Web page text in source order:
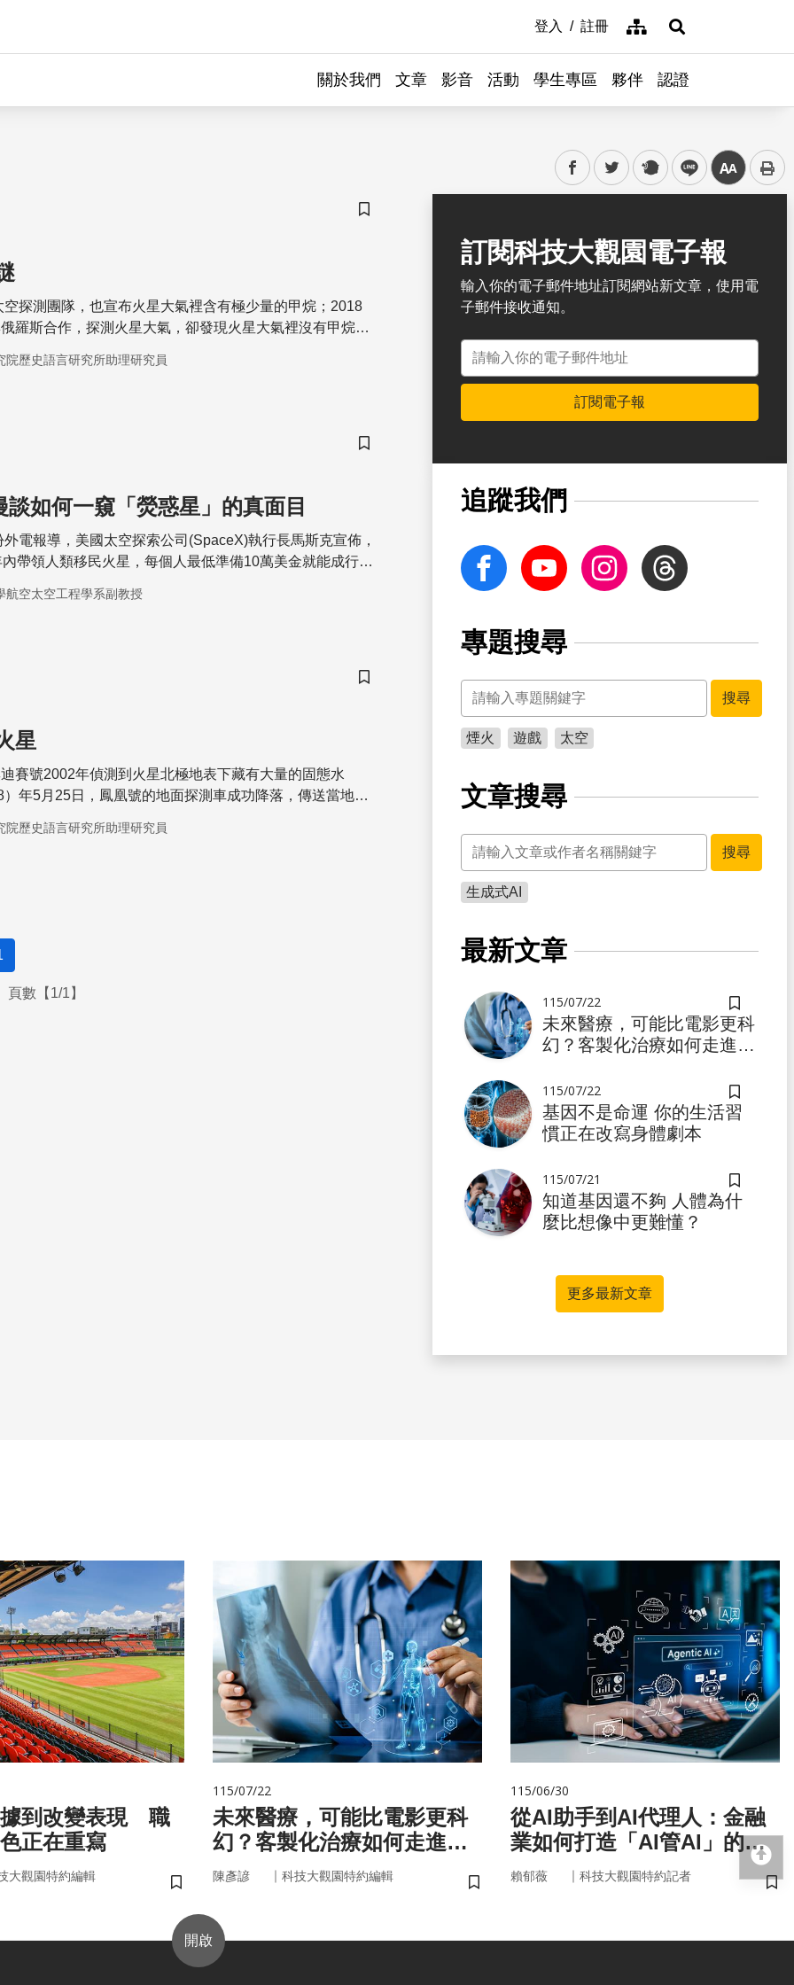
登入 註冊 網站導覽展開搜尋
關於我們 文章 影音 活動 學生專區 夥伴 認證
facebooktwitter plurk line 中
儲存書籤
探測團隊，也宣布火星大氣裡含有極少量的甲烷；2018
羅斯合作，探測火星大氣，卻發現火星大氣裡沒有甲烷的
上有沒有生物的爭議，而迥異的探測結果，也使得科學家
院歷史語言研究所助理研究員
儲存書籤
如何一窺「熒惑星」的真面目
電報導，美國太空探索公司(SpaceX)執行長馬斯克宣佈，
帶領人類移民火星，每個人最低準備10萬美金就能成行，
測和這個古代被稱為「熒惑」之星的面目吧！
航空太空工程學系副教授
儲存書籤
星
賽號2002年偵測到火星北極地表下藏有大量的固態水
年5月25日，鳳凰號的地面探測車成功降落，傳送當地的
院歷史語言研究所助理研究員
數【1/1】
訂閱科技大觀園電子報
輸入你的電子郵件地址訂閱網站新文章，使用電
子郵件接收通知。
電子郵件地址
訂閱電子報
追蹤我們
facebook Youtube InstagramThreads
專題搜尋
關鍵字
搜尋
煙火 遊戲 太空
文章搜尋
關鍵字
搜尋
生成式AI
最新文章
儲存書籤
115/07/22
未來醫療，可能比電影更科
幻？客製化治療如何走進真
儲存書籤
115/07/22
基因不是命運 你的生活習
慣正在改寫身體劇本
儲存書籤
115/07/21
知道基因還不夠 人體為什
麼比想像中更難懂？
更多最新文章
到改變表現 職
正在重寫
大觀園特約編輯
儲存書籤
115/07/22
未來醫療，可能比電影更科
幻？客製化治療如何走進真
實世界
陳彥諺 ｜ 科技大觀園特約編輯
儲存書籤
115/06/30
從AI助手到AI代理人：金融
業如何打造「AI管AI」的新
治理模式？
賴郁薇 ｜ 科技大觀園特約記者
儲
開啟
回